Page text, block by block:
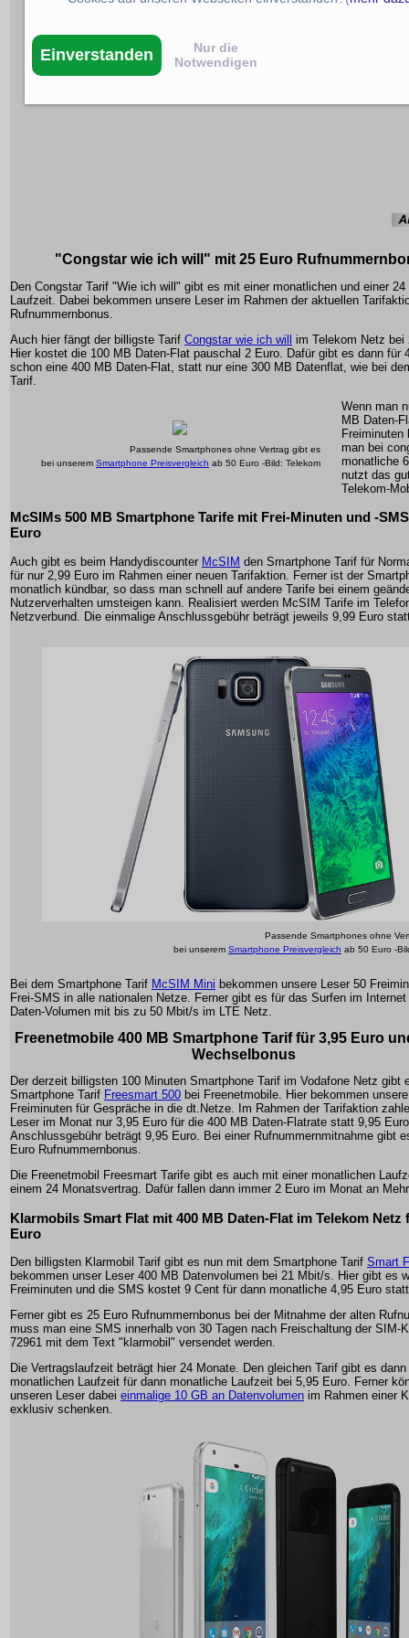
"Congstar wie ich will" mit 25 Euro
Den Congstar Tarif "Wie ich will" gibt es mit einer monatlichen und einer 24
Laufzeit. Dabei bekommen unsere Leser im Rahmen der aktuellen
Rufnummernbonus.
Auch hier fängt der billigste Tarif Congstar wie ich will
im Telekom Netz bei
Hier kostet die 100 MB Daten-Flat pauschal 2 Euro. Dafür gibt es dann für
schon eine 400 MB Daten-Flat, statt nur eine 300 MB Datenflat, wie bei
Tarif.
Passende Smartphones ohne Vertrag gibt es
bei unserem Smartphone Preisvergleich ab 50 Euro -Bild: Telekom
Wenn man
MB Daten-
Freiminuten
man bei
monatliche
nutzt das
Telekom-
McSIMs 500 MB Smartphone Tarife mit Frei-Minuten und -
Euro
Auch gibt es beim Handydiscounter McSIM den Smartphone Tarif für
für nur 2,99 Euro im Rahmen einer neuen Tarifaktion. Ferner ist der
monatlich kündbar, so dass man schnell auf andere Tarife bei einem
Nutzerverhalten umsteigen kann. Realisiert werden McSIM Tarife im
Netzverbund. Die einmalige Anschlussgebühr beträgt jeweils 9,99 Euro
Passende Smartphones ohne
bei unserem Smartphone Preisvergleich ab 50 Euro -
Bei dem Smartphone Tarif McSIM Mini bekommen unsere Leser 50
Frei-SMS in alle nationalen Netze. Ferner gibt es für das Surfen im
Daten-Volumen mit bis zu 50 Mbit/s im LTE Netz.
Freenetmobile 400 MB Smartphone Tarif für 3,95 Euro
Wechselbonus
Der derzeit billigsten 100 Minuten Smartphone Tarif im Vodafone Netz gibt
Smartphone Tarif Freesmart 500 bei Freenetmobile. Hier bekommen
Freiminuten für Gespräche in die dt.Netze. Im Rahmen der Tarifaktion
Leser im Monat nur 3,95 Euro für die 400 MB Daten-Flatrate statt 9,95
Anschlussgebühr beträgt 9,95 Euro. Bei einer Rufnummernmitnahme gibt
Euro Rufnummernbonus.
Die Freenetmobil Freesmart Tarife gibt es auch mit einer monatlichen
einem 24 Monatsvertrag. Dafür fallen dann immer 2 Euro im Monat an
Klarmobils Smart Flat mit 400 MB Daten-Flat im Telekom Netz
Euro
Den billigsten Klarmobil Tarif gibt es nun mit dem Smartphone Tarif Smart
bekommen unser Leser 400 MB Datenvolumen bei 21 Mbit/s. Hier gibt es
Freiminuten und die SMS kostet 9 Cent für dann monatliche 4,95 Euro
Ferner gibt es 25 Euro Rufnummernbonus bei der Mitnahme der alten
muss man eine SMS innerhalb von 30 Tagen nach Freischaltung der SIM-
72961 mit dem Text "klarmobil" versendet werden.
Die Vertragslaufzeit beträgt hier 24 Monate. Den gleichen Tarif gibt es
monatlichen Laufzeit für dann monatliche Laufzeit bei 5,95 Euro. Ferner
unseren Leser dabei einmalige 10 GB an Datenvolumen im Rahmen einer
exklusiv schenken.
Einverstanden
Nur die
Notwendigen